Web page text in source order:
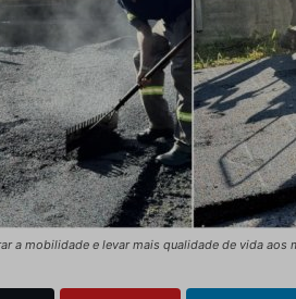
a mobilidade e levar mais qualidade de vida aos